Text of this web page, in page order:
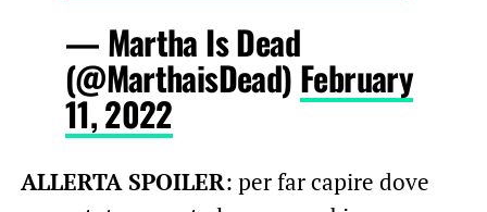
— Martha Is Dead
(@MarthaisDead) February
11, 2022
ALLERTA SPOILER: per far capire dove